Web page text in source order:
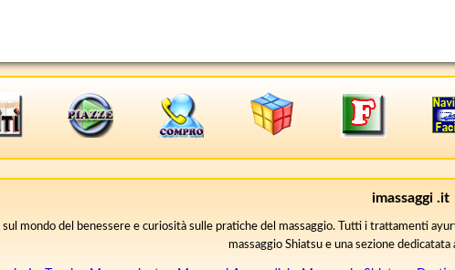
imassaggi .it
sul mondo del benessere e curiosità sulle pratiche del massaggio. Tutti i trattamenti
massaggio Shiatsu e una sezione